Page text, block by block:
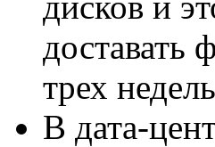
доставать
трех
В дата-